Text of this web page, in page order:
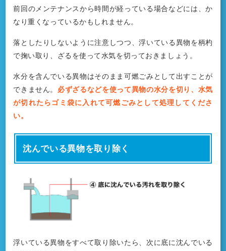
前回のメンテナンスから時間が経っている場合などには、か
なり重くなっているかもしれません。
落としたりしないように注意しつつ、浮いている異物を柄杓
で掬い取り、ざるを使って水気を切っておきましょう。
水分を含んでいる異物はそのまま可燃ごみとして出すことが
できません。 必ずざるなどを使って異物の水分を切り、水気
が切れたらゴミ袋に入れて可燃ごみとして処理してくださ
い。
沈んでいる異物を取り除く
浮いている異物をすべて取り除いたら、次に底に沈んでいる